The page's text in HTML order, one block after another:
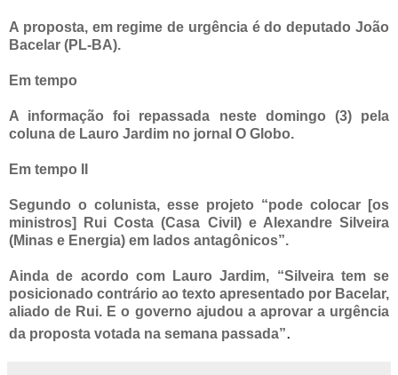
A proposta, em regime de urgência é do deputado João
Bacelar (PL-BA).
Em tempo
A informação foi repassada neste domingo (3) pela
coluna de Lauro Jardim no jornal O Globo.
Em tempo II
Segundo o colunista, esse projeto “pode colocar [os
ministros] Rui Costa (Casa Civil) e Alexandre Silveira
(Minas e Energia) em lados antagônicos”.
Ainda de acordo com Lauro Jardim, “Silveira tem se
posicionado contrário ao texto apresentado por Bacelar,
aliado de Rui. E o governo ajudou a aprovar a urgência
da proposta votada na semana passada”.